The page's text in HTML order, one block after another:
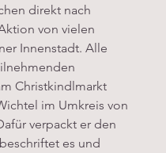
direkt nach
von vielen
Innenstadt. Alle
Christkindlmarkt
im Umkreis von
verpackt er den
es und